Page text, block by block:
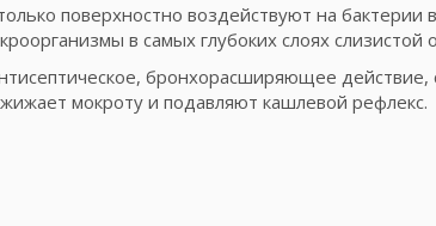
поверхностно воздействуют на бактерии
в самых глубоких слоях слизистой
бронхорасширяющее действие,
мокроту и подавляют кашлевой рефлекс.